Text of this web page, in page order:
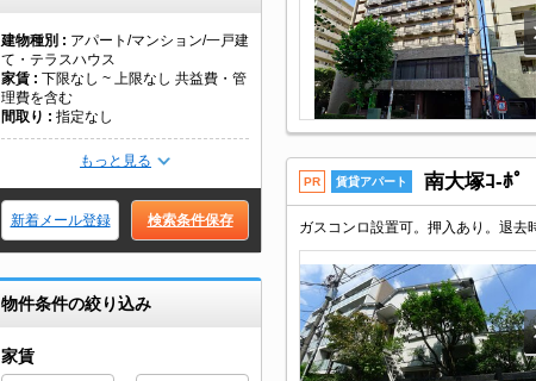
建物種別
アパート/マンション/一戸建
て・テラスハウス
家賃
下限なし ~ 上限なし 共益費・管
理費を含む
間取り
指定なし
もっと見る
新着メール登録 検索条件保存
物件条件の絞り込み
家賃
PR 賃貸アパート 南大塚ｺ-ﾎﾟ
ガスコンロ設置可。押入あり。退去